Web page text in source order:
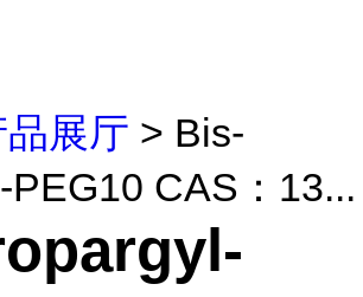
品展厅 > Bis-
PEG10 CAS：13...